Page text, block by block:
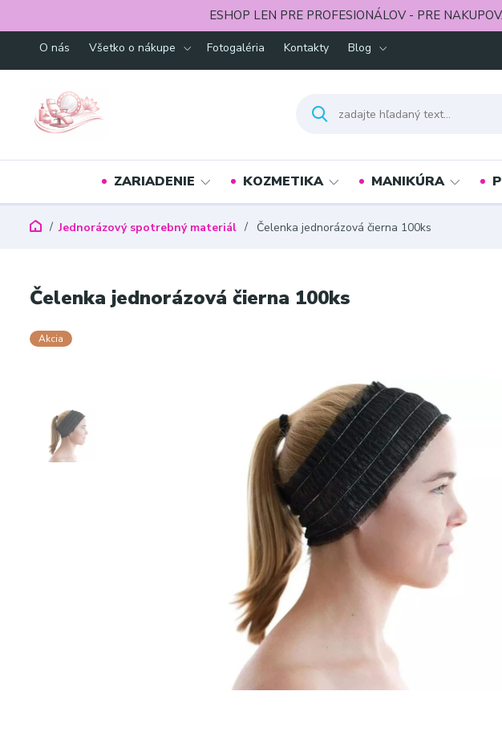
ESHOP LEN PRE PROFESIONÁLOV - PRE
O nás Všetko o nákupe Fotogaléria Kontakty Blog
ZARIADENIE KOZMETIKA MANIKÚRA
Jednorázový spotrebný materiál Čelenka jednorázová čierna 100ks
Čelenka jednorázová čierna 100ks
Akcia